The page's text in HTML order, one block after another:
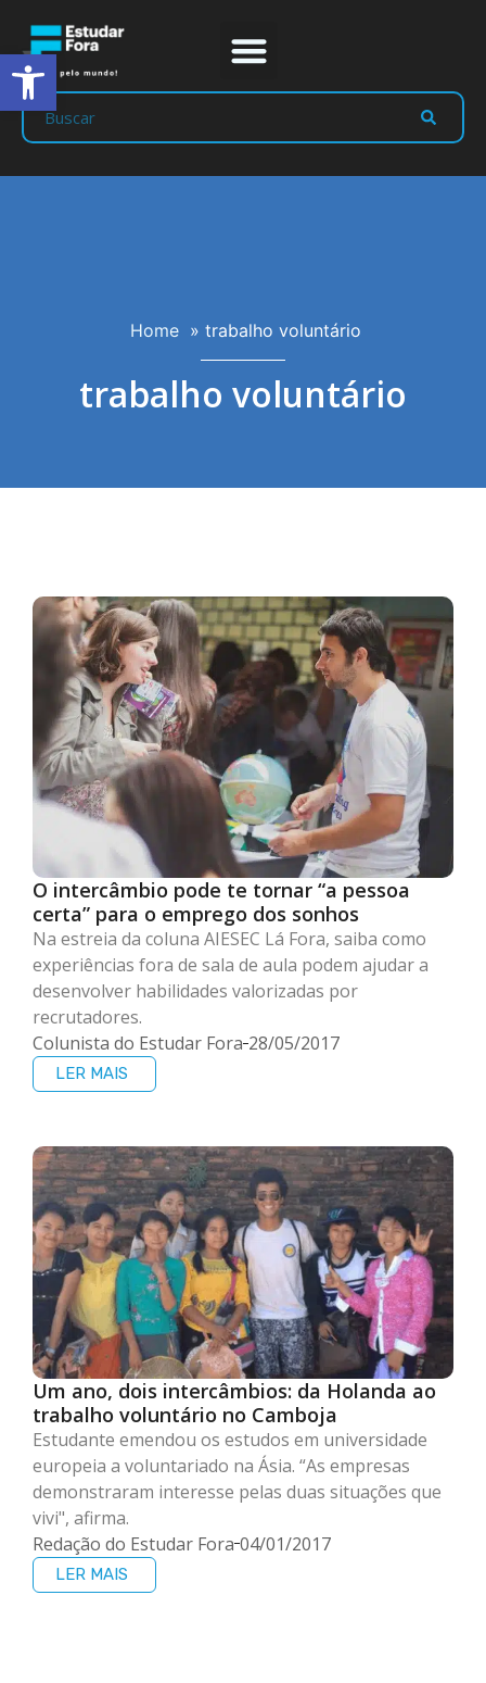
Abrir a barra de ferramentas
Home » trabalho voluntário
trabalho voluntário
O intercâmbio pode te tornar “a pessoa
certa” para o emprego dos sonhos
Na estreia da coluna AIESEC Lá Fora, saiba como
experiências fora de sala de aula podem ajudar a
desenvolver habilidades valorizadas por
recrutadores.
Colunista do Estudar Fora 28/05/2017
LER MAIS
Um ano, dois intercâmbios: da Holanda ao
trabalho voluntário no Camboja
Estudante emendou os estudos em universidade
europeia a voluntariado na Ásia. “As empresas
demonstraram interesse pelas duas situações que
vivi", afirma.
Redação do Estudar Fora 04/01/2017
LER MAIS